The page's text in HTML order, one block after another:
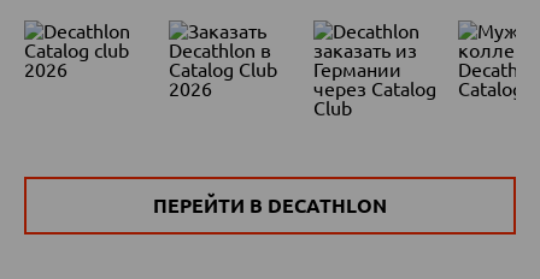
ПЕРЕЙТИ В DECATHLON